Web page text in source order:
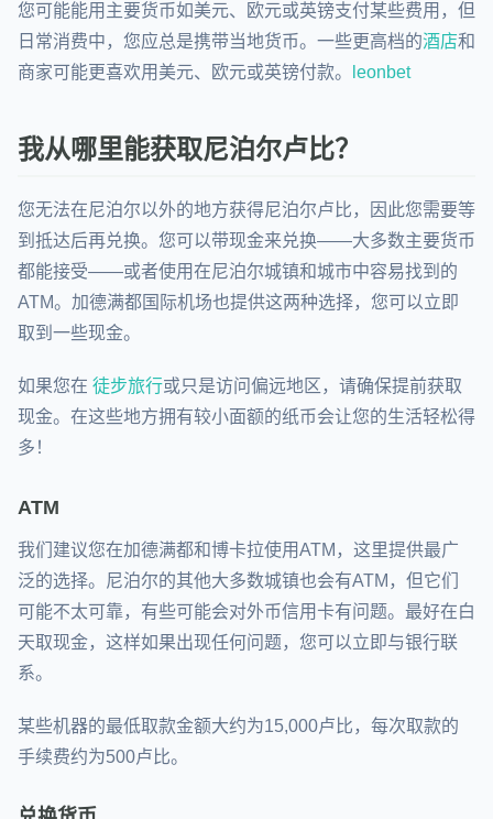
您可能能用主要货币如美元、欧元或英镑支付某些费用，但
日常消费中，您应总是携带当地货币。一些更高档的酒店和
商家可能更喜欢用美元、欧元或英镑付款。
leonbet
我从哪里能获取尼泊尔卢比？
您无法在尼泊尔以外的地方获得尼泊尔卢比，因此您需要等
到抵达后再兑换。您可以带现金来兑换——大多数主要货币
都能接受——或者使用在尼泊尔城镇和城市中容易找到的
ATM。加德满都国际机场也提供这两种选择，您可以立即
取到一些现金。
如果您在 徒步旅行或只是访问偏远地区，请确保提前获取
现金。在这些地方拥有较小面额的纸币会让您的生活轻松得
多！
ATM
我们建议您在加德满都和博卡拉使用ATM，这里提供最广
泛的选择。尼泊尔的其他大多数城镇也会有ATM，但它们
可能不太可靠，有些可能会对外币信用卡有问题。最好在白
天取现金，这样如果出现任何问题，您可以立即与银行联
系。
某些机器的最低取款金额大约为15,000卢比，每次取款的
手续费约为500卢比。